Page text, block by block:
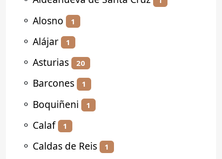
⚬ Alosno 1
⚬ Alájar 1
⚬ Asturias 20
⚬ Barcones 1
⚬ Boquiñeni 1
⚬ Calaf 1
⚬ Caldas de Reis 1